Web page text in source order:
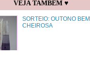
VEJA TAMBÉM ♥
SORTEIO: OUTONO BEM
CHEIROSA